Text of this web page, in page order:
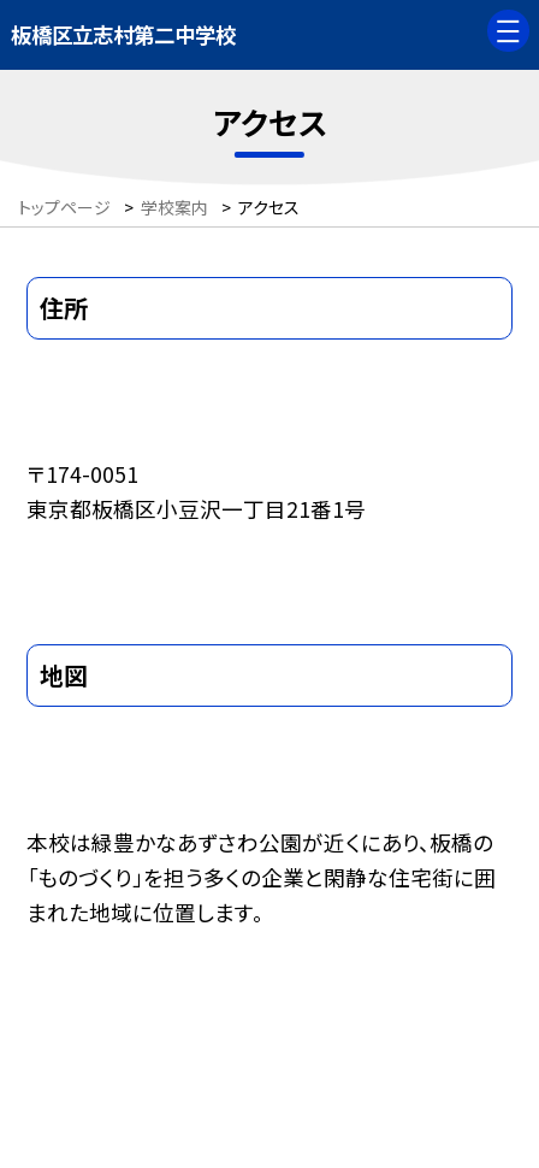
板橋区立志村第二中学校
アクセス
トップページ > 学校案内 > アクセス
住所
〒174-0051
東京都板橋区小豆沢一丁目21番1号
地図
本校は緑豊かなあずさわ公園が近くにあり、板橋の
「ものづくり」を担う多くの企業と閑静な住宅街に囲
まれた地域に位置します。